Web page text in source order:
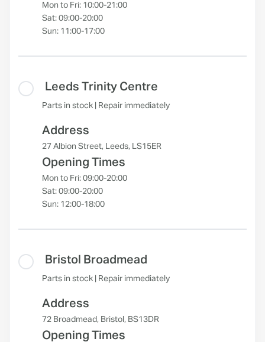
Mon to Fri: 10:00-21:00
Sat: 09:00-20:00
Sun: 11:00-17:00
Leeds Trinity Centre
Parts in stock | Repair immediately
Address
27 Albion Street, Leeds, LS15ER
Opening Times
Mon to Fri: 09:00-20:00
Sat: 09:00-20:00
Sun: 12:00-18:00
Bristol Broadmead
Parts in stock | Repair immediately
Address
72 Broadmead, Bristol, BS13DR
Opening Times